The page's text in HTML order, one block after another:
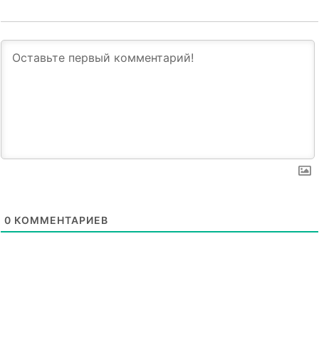
0 КОММЕНТАРИЕВ